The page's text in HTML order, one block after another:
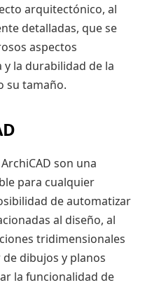
arquitectónico, al
detalladas, que se
aspectos
y la durabilidad de la
su tamaño.
son una
para cualquier
de automatizar
al diseño, al
tridimensionales
dibujos y planos
la funcionalidad de